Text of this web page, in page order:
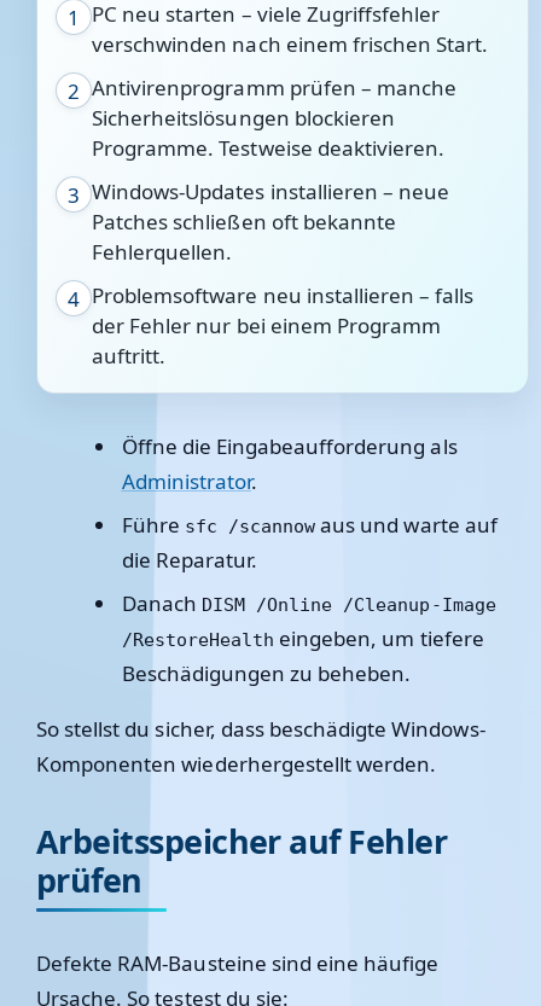
1
PC neu starten – viele Zugriffsfehler
verschwinden nach einem frischen Start.
2 Antivirenprogramm prüfen – manche
Sicherheitslösungen blockieren
Programme. Testweise deaktivieren.
3 Windows-Updates installieren – neue
Patches schließen oft bekannte
Fehlerquellen.
4 Problemsoftware neu installieren – falls
der Fehler nur bei einem Programm
auftritt.
Öffne die Eingabeaufforderung als
Administrator.
Führe sfc /scannow aus und warte auf
die Reparatur.
Danach DISM /Online /Cleanup-Image
/RestoreHealth eingeben, um tiefere
Beschädigungen zu beheben.
So stellst du sicher, dass beschädigte Windows-
Komponenten wiederhergestellt werden.
Arbeitsspeicher auf Fehler
prüfen
Defekte RAM-Bausteine sind eine häufige
Ursache. So testest du sie: